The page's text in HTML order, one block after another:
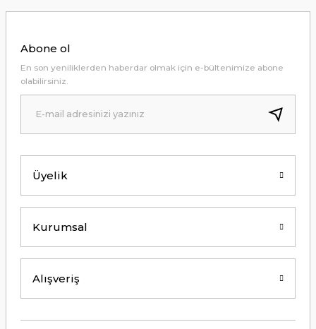
Üyelik
Kurumsal
Alışveriş
Abone ol
En son yeniliklerden haberdar olmak için e-bültenimize abone
olabilirsiniz.